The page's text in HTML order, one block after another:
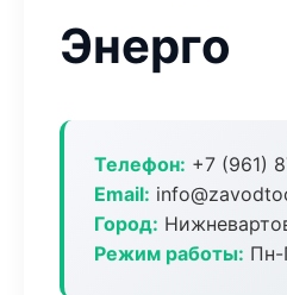
Энерго
Телефон: +7 (961)
Email:
Город:
Режим работы: Пн-